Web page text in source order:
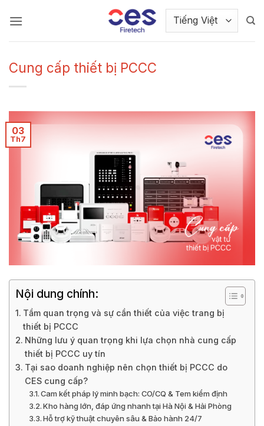
qua
Cung cấp thiết bị PCCC
03
Th7
Nội dung chính:
Tầm quan trọng và sự cần thiết của việc trang bị
thiết bị PCCC
Những lưu ý quan trọng khi lựa chọn nhà cung cấp
thiết bị PCCC uy tín
Tại sao doanh nghiệp nên chọn thiết bị PCCC do
CES cung cấp?
Cam kết pháp lý minh bạch: CO/CQ & Tem kiểm định
Kho hàng lớn, đáp ứng nhanh tại Hà Nội & Hải Phòng
Hỗ trợ kỹ thuật chuyên sâu & Bảo hành 24/7